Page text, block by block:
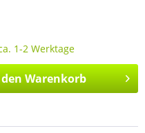
1-2 Werktage
Warenkorb